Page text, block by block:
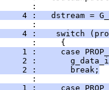
:
4 :   dstream =
:
4 :    switch
:     {
1 :     case
2 :
2 :       break;
:
1 :     case